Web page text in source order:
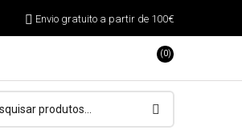
Envio gratuito a partir de 100€
(0)